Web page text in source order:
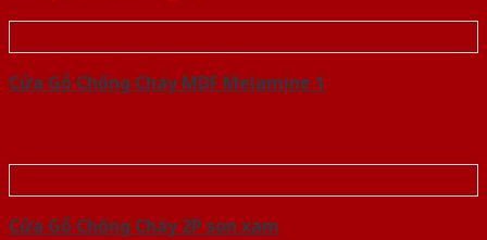
Cửa Gỗ Chống Cháy MDF Melamine 1
Cửa Gỗ Chống Cháy 2P son xam